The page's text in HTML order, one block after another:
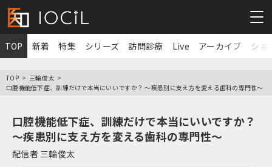
TOP 新着 特集 シリーズ 訪問診療 Live アーカイブ ショ
TOP
三輪俊太
口腔機能低下症、訓練だけで本当にいいですか？ ～疾患別に支え方を変える歯科の専門性～
口腔機能低下症、訓練だけで本当にいいですか？
～疾患別に支え方を変える歯科の専門性～
配信者 三輪俊太